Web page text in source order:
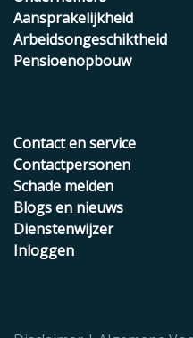
Aansprakelijkheid
Arbeidsongeschiktheid
Pensioenopbouw
Contact en service
Contactpersonen
Schade melden
Blogs en nieuws
Dienstenwijzer
Inloggen